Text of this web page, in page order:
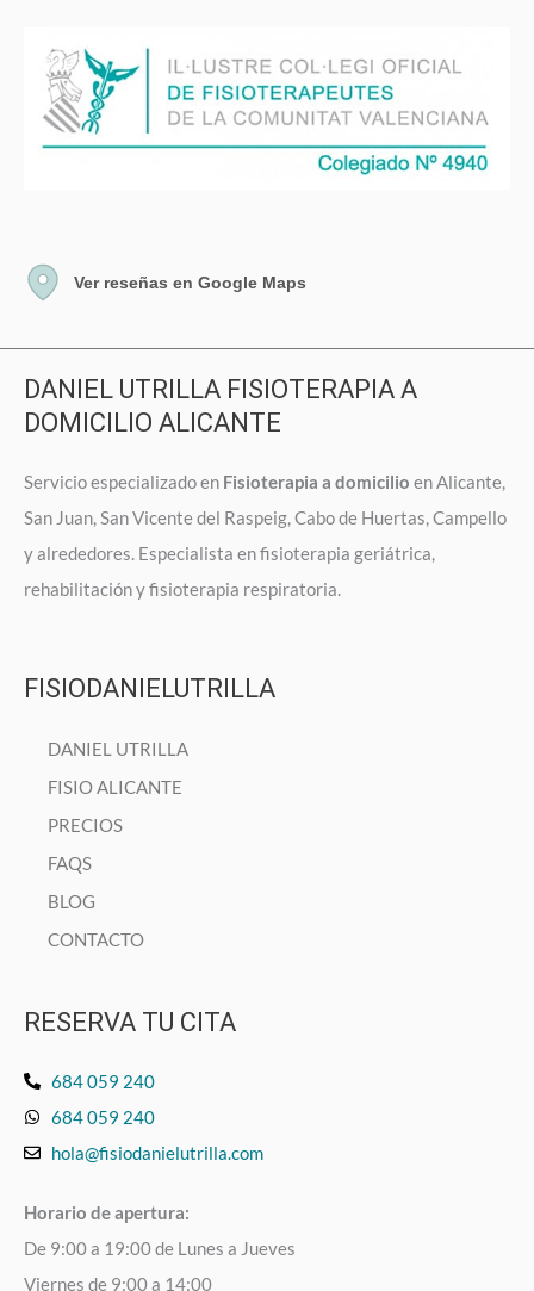
Ver reseñas en Google Maps
DANIEL UTRILLA FISIOTERAPIA A
DOMICILIO ALICANTE
Servicio especializado en Fisioterapia a domicilio en Alicante,
San Juan, San Vicente del Raspeig, Cabo de Huertas, Campello
y alrededores. Especialista en fisioterapia geriátrica,
rehabilitación y fisioterapia respiratoria.
FISIODANIELUTRILLA
DANIEL UTRILLA
FISIO ALICANTE
PRECIOS
FAQS
BLOG
CONTACTO
RESERVA TU CITA
684 059 240
684 059 240
hola@fisiodanielutrilla.com
Horario de apertura:
De 9:00 a 19:00 de Lunes a Jueves
Viernes de 9:00 a 14:00